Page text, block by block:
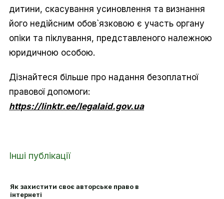
дитини, скасування усиновлення та визнання
його недійсним обов`язковою є участь органу
опіки та піклування, представленого належною
юридичною особою.
Дізнайтеся більше про надання безоплатної
правової допомоги:
https://linktr.ee/legalaid.gov.ua
Інші публікації
Як захистити своє авторське право в
інтернеті